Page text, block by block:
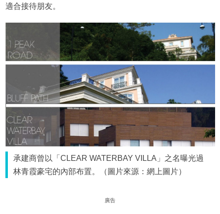
適合接待朋友。
承建商曾以「CLEAR WATERBAY VILLA」之名曝光過
林青霞豪宅的內部布置。（圖片來源：網上圖片）
廣告